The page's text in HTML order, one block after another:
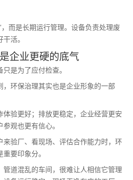
，而是长期运行管理。设备负责处理废
活。
企业更硬的底气
是为了应付检查。
，环保治理其实也是企业形象的一部
体验更好；排放更稳定，企业经营更安
观也更有信心。
来验厂、看现场、评估合作能力时，环
要印象分。
管道混乱的车间，很难让人相信它管理